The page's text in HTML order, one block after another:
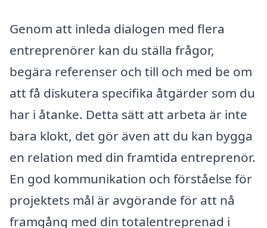
Genom att inleda dialogen med flera
entreprenörer kan du ställa frågor,
begära referenser och till och med be om
att få diskutera specifika åtgärder som du
har i åtanke. Detta sätt att arbeta är inte
bara klokt, det gör även att du kan bygga
en relation med din framtida entreprenör.
En god kommunikation och förståelse för
projektets mål är avgörande för att nå
framgång med din totalentreprenad i